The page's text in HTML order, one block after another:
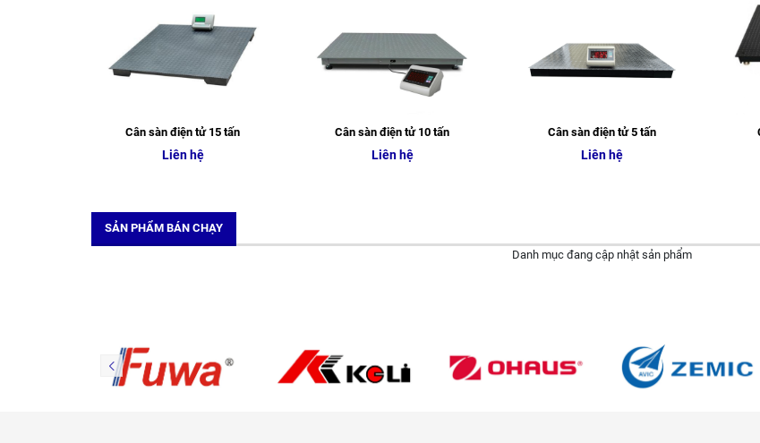
Cân sàn điện tử 15 tấn
Liên hệ
Cân sàn điện tử 10 tấn
Liên hệ
Cân sàn điện tử 5 tấn
Liên hệ
SẢN PHẨM BÁN CHẠY
Danh mục đang cập nhật sản phẩm